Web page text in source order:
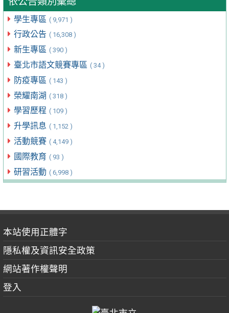
學生專區 ( 9,971 )
行政公告 ( 16,308 )
新生專區 ( 390 )
臺北市語文競賽專區 ( 34 )
防疫專區 ( 143 )
榮耀南湖 ( 318 )
學習歷程 ( 109 )
升學訊息 ( 1,152 )
活動競賽 ( 4,149 )
國際教育 ( 93 )
研習活動 ( 6,998 )
本站使用正體字
隱私權及資訊安全政策
網站著作權聲明
登入